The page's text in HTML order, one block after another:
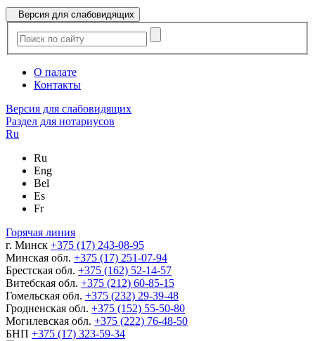
Версия для слабовидящих
О палате
Контакты
Версия для слабовидящих
Раздел для нотариусов
Ru
Ru
Eng
Bel
Es
Fr
Горячая линия
г. Минск +375 (17) 243-08-95
Минская обл. +375 (17) 251-07-94
Брестская обл. +375 (162) 52-14-57
Витебская обл. +375 (212) 60-85-15
Гомельская обл. +375 (232) 29-39-48
Гродненская обл. +375 (152) 55-50-80
Могилевская обл. +375 (222) 76-48-50
БНП +375 (17) 323-59-34